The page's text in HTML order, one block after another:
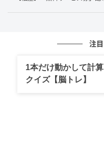
注
1本だけ動かして計
クイズ【脳トレ】